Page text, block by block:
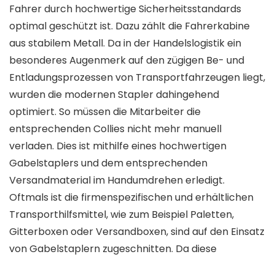
Fahrer durch hochwertige Sicherheitsstandards
optimal geschützt ist. Dazu zählt die Fahrerkabine
aus stabilem Metall. Da in der Handelslogistik ein
besonderes Augenmerk auf den zügigen Be- und
Entladungsprozessen von Transportfahrzeugen liegt,
wurden die modernen Stapler dahingehend
optimiert. So müssen die Mitarbeiter die
entsprechenden Collies nicht mehr manuell
verladen. Dies ist mithilfe eines hochwertigen
Gabelstaplers und dem entsprechenden
Versandmaterial im Handumdrehen erledigt.
Oftmals ist die firmenspezifischen und erhältlichen
Transporthilfsmittel, wie zum Beispiel Paletten,
Gitterboxen oder Versandboxen, sind auf den Einsatz
von Gabelstaplern zugeschnitten. Da diese